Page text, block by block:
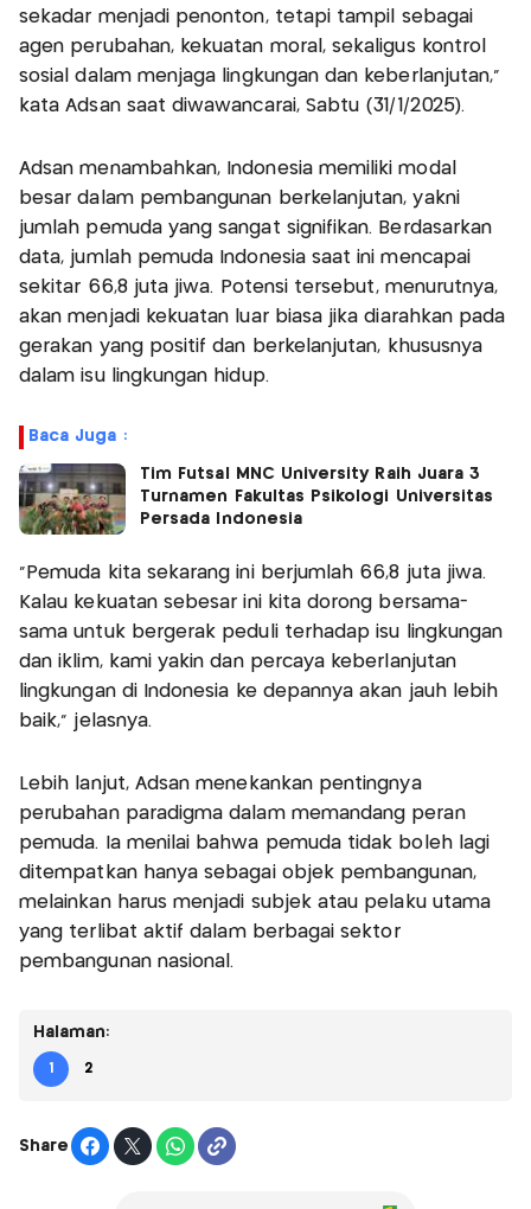
sekadar menjadi penonton, tetapi tampil sebagai
agen perubahan, kekuatan moral, sekaligus kontrol
sosial dalam menjaga lingkungan dan keberlanjutan,”
kata Adsan saat diwawancarai, Sabtu (31/1/2025).
Adsan menambahkan, Indonesia memiliki modal
besar dalam pembangunan berkelanjutan, yakni
jumlah pemuda yang sangat signifikan. Berdasarkan
data, jumlah pemuda Indonesia saat ini mencapai
sekitar 66,8 juta jiwa. Potensi tersebut, menurutnya,
akan menjadi kekuatan luar biasa jika diarahkan pada
gerakan yang positif dan berkelanjutan, khususnya
dalam isu lingkungan hidup.
Baca Juga :
Tim Futsal MNC University Raih Juara 3
Turnamen Fakultas Psikologi Universitas
Persada Indonesia
“Pemuda kita sekarang ini berjumlah 66,8 juta jiwa.
Kalau kekuatan sebesar ini kita dorong bersama-
sama untuk bergerak peduli terhadap isu lingkungan
dan iklim, kami yakin dan percaya keberlanjutan
lingkungan di Indonesia ke depannya akan jauh lebih
baik,” jelasnya.
Lebih lanjut, Adsan menekankan pentingnya
perubahan paradigma dalam memandang peran
pemuda. Ia menilai bahwa pemuda tidak boleh lagi
ditempatkan hanya sebagai objek pembangunan,
melainkan harus menjadi subjek atau pelaku utama
yang terlibat aktif dalam berbagai sektor
pembangunan nasional.
Halaman:
1 2
Share